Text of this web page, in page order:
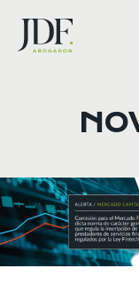
contenido